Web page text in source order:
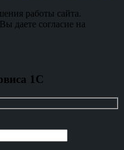
работы сайта.
даете согласие на
1С